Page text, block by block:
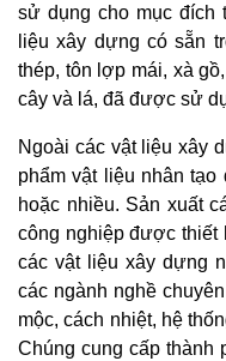
sử dụng cho mục đích
liệu xây dựng có sẵn
thép, tôn lợp mái, xà
cây và lá, đã được sử
Ngoài các vật liệu xây
phẩm vật liệu nhân
hoặc nhiều. Sản xuất
công nghiệp được
các vật liệu xây dựng
các ngành nghề
mộc, cách nhiệt, hệ
Chúng cung cấp thành